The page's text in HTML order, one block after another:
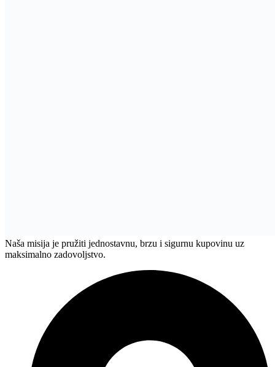
Naša misija je pružiti jednostavnu, brzu i sigurnu kupovinu uz
maksimalno zadovoljstvo.